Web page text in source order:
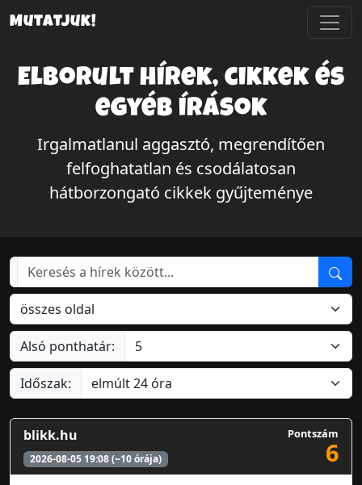
Mutatjuk!
Elborult hírek, cikkek és
egyéb írások
Irgalmatlanul aggasztó, megrendítően
felfoghatatlan és csodálatosan
hátborzongató cikkek gyűjteménye
Alsó ponthatár:
Időszak:
blikk.hu
2026-08-05 19:08 (~10 órája)
Pontszám
6